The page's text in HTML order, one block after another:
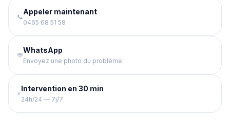
📞
Appeler maintenant
0465 68 51 58
💬
WhatsApp
Envoyez une photo du problème
⚡
Intervention en 30 min
24h/24 — 7j/7